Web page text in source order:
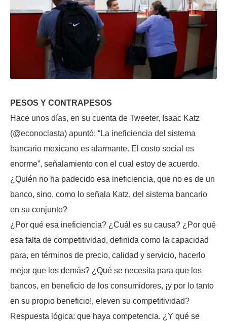
PESOS Y CONTRAPESOS
Hace unos días, en su cuenta de Tweeter, Isaac Katz
(@econoclasta) apuntó: “La ineficiencia del sistema
bancario mexicano es alarmante. El costo social es
enorme”, señalamiento con el cual estoy de acuerdo.
¿Quién no ha padecido esa ineficiencia, que no es de un
banco, sino, como lo señala Katz, del sistema bancario
en su conjunto?
¿Por qué esa ineficiencia? ¿Cuál es su causa? ¿Por qué
esa falta de competitividad, definida como la capacidad
para, en términos de precio, calidad y servicio, hacerlo
mejor que los demás? ¿Qué se necesita para que los
bancos, en beneficio de los consumidores, ¡y por lo tanto
en su propio beneficio!, eleven su competitividad?
Respuesta lógica: que haya competencia. ¿Y qué se